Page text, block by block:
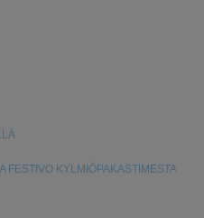
FESTIVO KYLMIÖPAKASTIMESTA